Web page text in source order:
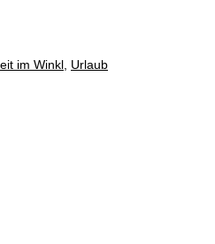
im Winkl Urlaub